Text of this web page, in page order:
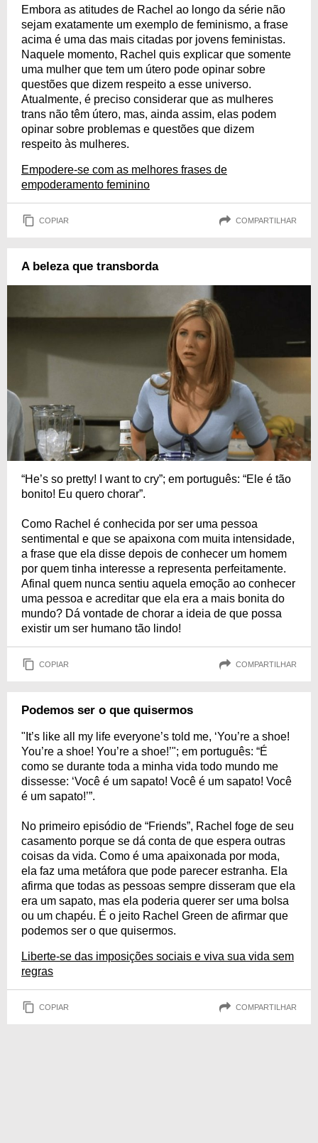
Embora as atitudes de Rachel ao longo da série não
sejam exatamente um exemplo de feminismo, a frase
acima é uma das mais citadas por jovens feministas.
Naquele momento, Rachel quis explicar que somente
uma mulher que tem um útero pode opinar sobre
questões que dizem respeito a esse universo.
Atualmente, é preciso considerar que as mulheres
trans não têm útero, mas, ainda assim, elas podem
opinar sobre problemas e questões que dizem
respeito às mulheres.
Empodere-se com as melhores frases de
empoderamento feminino
COPIAR COMPARTILHAR
A beleza que transborda
“He’s so pretty! I want to cry”; em português: “Ele é tão
bonito! Eu quero chorar”.
Como Rachel é conhecida por ser uma pessoa
sentimental e que se apaixona com muita intensidade,
a frase que ela disse depois de conhecer um homem
por quem tinha interesse a representa perfeitamente.
Afinal quem nunca sentiu aquela emoção ao conhecer
uma pessoa e acreditar que ela era a mais bonita do
mundo? Dá vontade de chorar a ideia de que possa
existir um ser humano tão lindo!
COPIAR COMPARTILHAR
Podemos ser o que quisermos
"It’s like all my life everyone’s told me, ‘You’re a shoe!
You’re a shoe! You’re a shoe!’"; em português: “É
como se durante toda a minha vida todo mundo me
dissesse: ‘Você é um sapato! Você é um sapato! Você
é um sapato!’”.
No primeiro episódio de “Friends”, Rachel foge de seu
casamento porque se dá conta de que espera outras
coisas da vida. Como é uma apaixonada por moda,
ela faz uma metáfora que pode parecer estranha. Ela
afirma que todas as pessoas sempre disseram que ela
era um sapato, mas ela poderia querer ser uma bolsa
ou um chapéu. É o jeito Rachel Green de afirmar que
podemos ser o que quisermos.
Liberte-se das imposições sociais e viva sua vida sem
regras
COPIAR COMPARTILHAR